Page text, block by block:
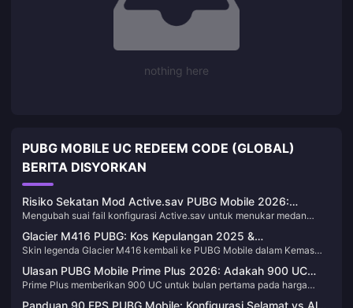
nothing here
PUBG MOBILE UC REDEEM CODE (GLOBAL)
BERITA DISYORKAN
Risiko Sekatan Mod Active.sav PUBG Mobile 2026:
Panduan FOV iPad
Mengubah suai fail konfigurasi Active.sav untuk menukar medan
peraturan yang berkuat kuasa pada 19 November 2025. Sistem anti-
penipuan mengesan pengubahsuaian fail melalui pemeriksaan integriti
dan pemantauan peringkat kernel, yang mengakibatkan
penggantungan akaun selama 10 tahun dan sekatan perkakasan
selama 3,650 hari. Pemain iPad boleh mengoptimumkan FOV secara
sah menggunakan tetapan Smooth/Ultra Extreme dalam permainan
Glacier M416 PUBG: Kos Kepulangan 2025 &
Kebarangkalian Lucky Spin
Skin legenda Glacier M416 kembali ke PUBG Mobile dalam Kemas
membelanjakan 20,000-25,000 UC untuk pemerolehan terjamin
melalui Lucky Spin, yang memerlukan sekurang-kurangnya 300
putaran untuk mengumpul 350 syiling. Panduan ini memperincikan
Ulasan PUBG Mobile Prime Plus 2026: Adakah 900 UC
Berbaloi dengan Harga $4.99?
Prime Plus memberikan 900 UC untuk bulan pertama pada harga
Panduan 90 FPS PUBG Mobile: Konfigurasi Selamat vs Alat